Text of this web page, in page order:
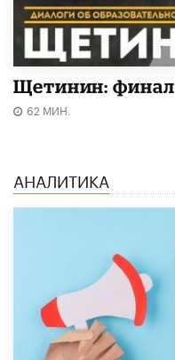
Щетинин: финал
62 МИН.
АНАЛИТИКА